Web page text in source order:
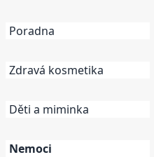
Poradna
Zdravá kosmetika
Děti a miminka
Nemoci